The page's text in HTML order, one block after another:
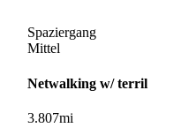
Spaziergang
Mittel
Netwalking w/ terril
3.807mi